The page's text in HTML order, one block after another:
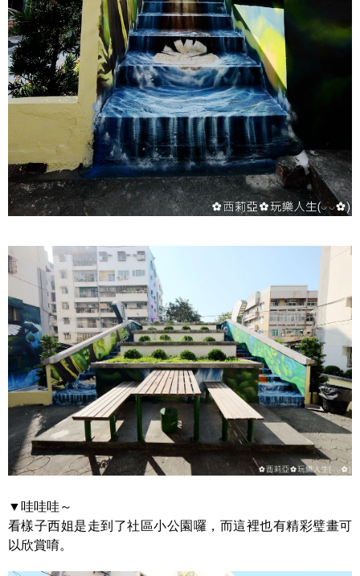
▼哇哇哇～
看樣子西姐是走到了社區小公園囉，而這裡也有精彩璧畫可
以欣賞唷。